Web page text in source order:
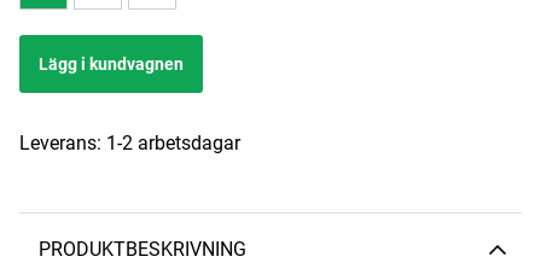
Lägg i kundvagnen
Leverans: 1-2 arbetsdagar
PRODUKTBESKRIVNING